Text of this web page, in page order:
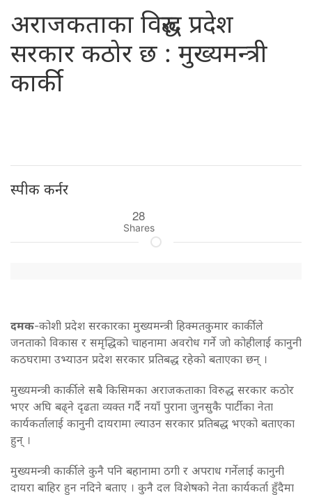
अराजकताका विरुद्ध प्रदेश
सरकार कठोर छ : मुख्यमन्त्री
कार्की
स्पीक कर्नर
28
Shares
दमक-कोशी प्रदेश सरकारका मुख्यमन्त्री हिक्मतकुमार कार्कीले
जनताको विकास र समृद्धिको चाहनामा अवरोध गर्ने जो कोहीलाई कानुनी
कठघरामा उभ्याउन प्रदेश सरकार प्रतिबद्ध रहेको बताएका छन् ।
मुख्यमन्त्री कार्कीले सबै किसिमका अराजकताका विरुद्ध सरकार कठोर
भएर अघि बढ्ने दृढता व्यक्त गर्दै नयाँ पुराना जुनसुकै पार्टीका नेता
कार्यकर्तालाई कानुनी दायरामा ल्याउन सरकार प्रतिबद्ध भएको बताएका
हुन् ।
मुख्यमन्त्री कार्कीले कुनै पनि बहानामा ठगी र अपराध गर्नेलाई कानुनी
दायरा बाहिर हुन नदिने बताए । कुनै दल विशेषको नेता कार्यकर्ता हुँदैमा